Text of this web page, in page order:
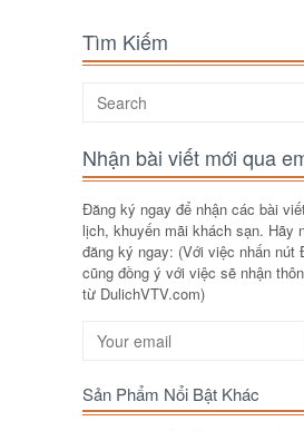
Tìm Kiếm
Nhận bài viết mới qua
Đăng ký ngay để nhận các bài
lịch, khuyến mãi khách sạn. Hãy
đăng ký ngay: (Với việc nhấn nút
cũng đồng ý với việc sẽ nhận
từ DulichVTV.com)
Sản Phẩm Nổi Bật Khác